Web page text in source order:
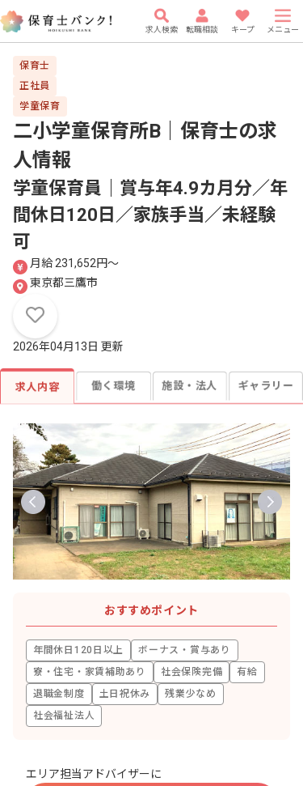
求人検索 転職相談 キープ メニュー
保育士
正社員
学童保育
二小学童保育所B｜保育士の求
人情報
学童保育員｜賞与年4.9カ月分／年
間休日120日／家族手当／未経験
可
月給 231,652円〜
東京都三鷹市
2026年04月13日 更新
求人内容 働く環境 施設・法人 ギャラリー
おすすめポイント
年間休日120日以上
ボーナス・賞与あり
寮・住宅・家賃補助あり
社会保険完備
有給
退職金制度
土日祝休み
残業少なめ
社会福祉法人
エリア担当アドバイザーに